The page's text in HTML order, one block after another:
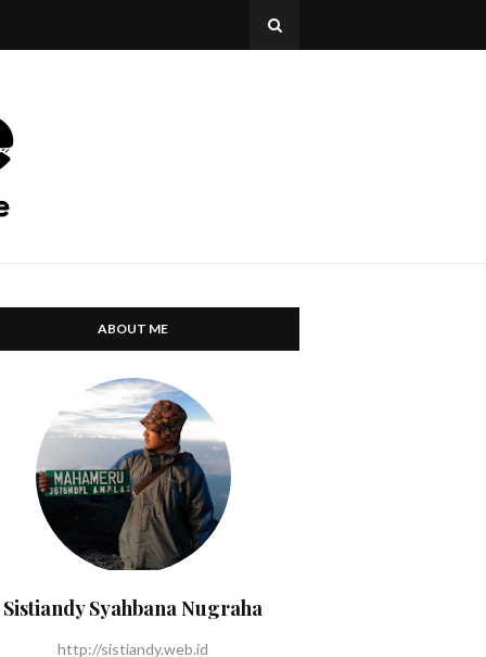
ABOUT ME
Sistiandy Syahbana Nugraha
http://sistiandy.web.id